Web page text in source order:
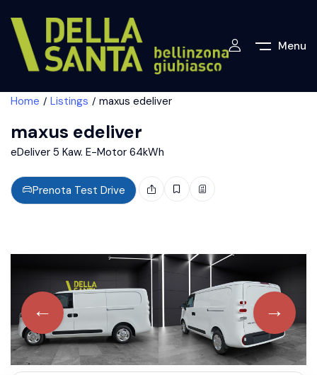
Menu
Home Listings maxus edeliver
maxus edeliver
eDeliver 5 Kaw. E-Motor 64kWh
Prenota Test Drive